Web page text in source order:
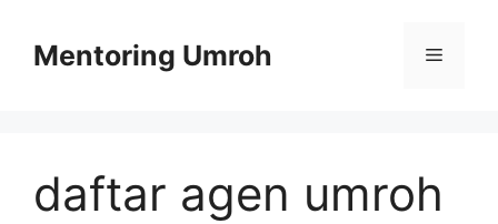
contentMentoring Umroh Menu
daftar agen umroh